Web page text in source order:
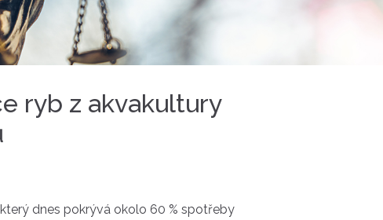
ryb z akvakultury
dnes pokrývá okolo 60 % spotřeby